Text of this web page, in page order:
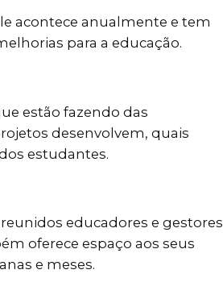
acontece anualmente e tem
para a educação.
estão fazendo das
desenvolvem, quais
estudantes.
educadores e gestores
oferece espaço aos seus
e meses.